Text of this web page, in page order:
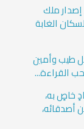
إصدار ملك
الغابة
طيب وأمين
القراءة...
خاصٍ به،
أصدقائه،